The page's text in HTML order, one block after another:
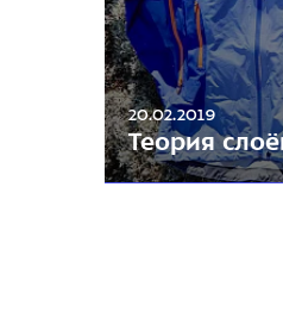
20.02.2019
Теория